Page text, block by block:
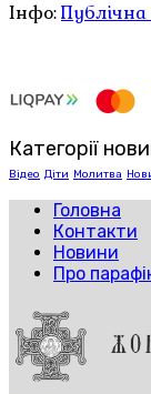
Інфо:
Категорії
Відео Діти Молитва
Головна
Контакти
Новини
Про